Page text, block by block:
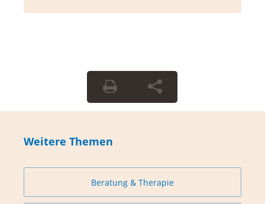
Weitere Themen
Beratung & Therapie